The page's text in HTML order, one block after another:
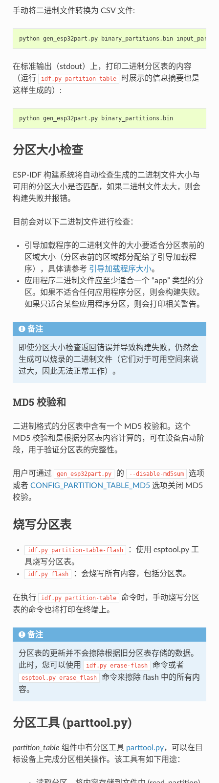
手动将二进制文件转换为 CSV 文件:
python gen_esp32part . py binary_partitions . bin
在标准输出（stdout）上，打印二进制分区表的内容
（运行
idf.py partition-table
时展示的信息摘要也是
这样生成的）:
python gen_esp32part . py binary_partitions . bin
分区大小检查
ESP-IDF 构建系统将自动检查生成的二进制文件大小与
可用的分区大小是否匹配，如果二进制文件太大，则会
构建失败并报错。
目前会对以下二进制文件进行检查：
引导加载程序的二进制文件的大小要适合分区表前的
区域大小（分区表前的区域都分配给了引导加载程
序），具体请参考 引导加载程序大小。
应用程序二进制文件应至少适合一个 “app” 类型的分
区。如果不适合任何应用程序分区，则会构建失败。
如果只适合某些应用程序分区，则会打印相关警告。
备注
即使分区大小检查返回错误并导致构建失败，仍然会
生成可以烧录的二进制文件（它们对于可用空间来说
过大，因此无法正常工作）。
MD5 校验和
二进制格式的分区表中含有一个 MD5 校验和。这个
MD5 校验和是根据分区表内容计算的，可在设备启动阶
段，用于验证分区表的完整性。
用户可通过 gen_esp32part.py 的 --disable-md5sum
选项
或者 CONFIG_PARTITION_TABLE_MD5选项关闭 MD5
校验。
烧写分区表
idf.py partition-table-flash
：使用 esptool.py 工
具烧写分区表。
idf.py flash ：会烧写所有内容，包括分区表。
在执行 idf.py partition-table
命令时，手动烧写分区
表的命令也将打印在终端上。
备注
分区表的更新并不会擦除根据旧分区表存储的数据。
此时，您可以使用
idf.py erase-flash 命令或者
esptool.py erase_flash
命令来擦除 flash 中的所有内
容。
分区工具 (parttool.py)
partition_table 组件中有分区工具 parttool.py，可以在目
标设备上完成分区相关操作。该工具有如下用途：